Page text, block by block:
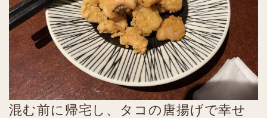
混む前に帰宅し、タコの唐揚げで幸せ